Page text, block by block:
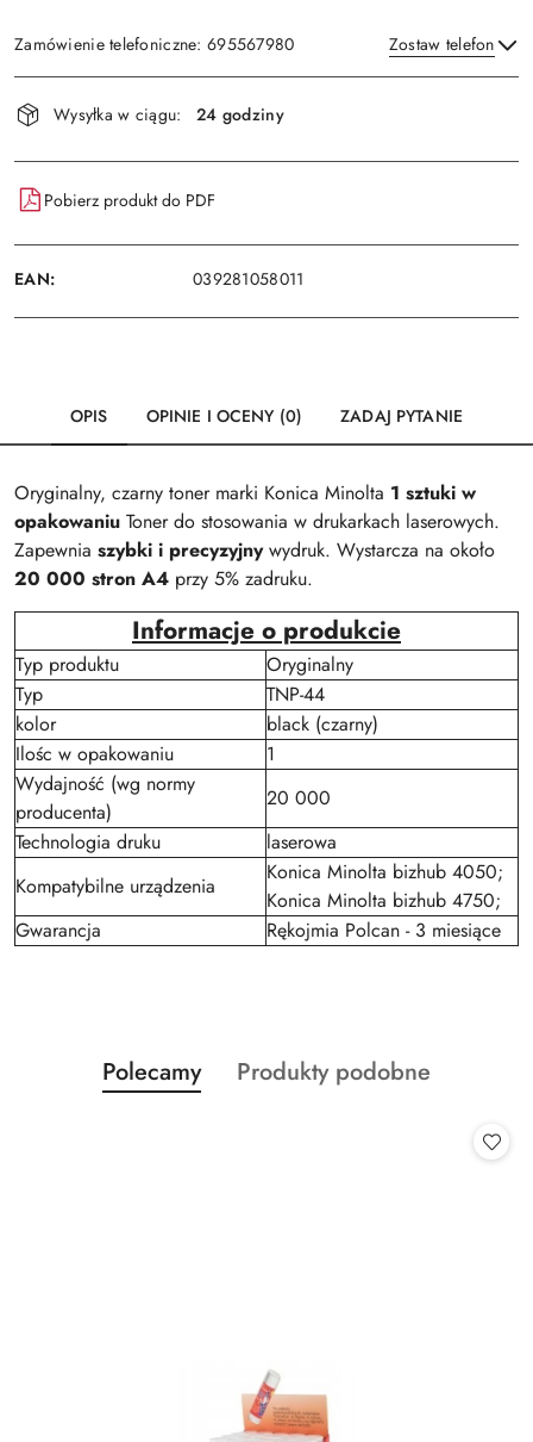
Zamówienie telefoniczne: 695567980 Zostaw telefon
Dostępność
i
dostawa
Wysyłka w ciągu: 24 godziny
Pobierz produkt do PDF
EAN: 039281058011
OPIS OPINIE I OCENY (0) ZADAJ PYTANIE
Oryginalny, czarny toner marki Konica Minolta 1 sztuki w
opakowaniu Toner do stosowania w drukarkach laserowych.
Zapewnia szybki i precyzyjnywydruk. Wystarcza na około
20 000 stron A4 przy 5% zadruku.
Informacje o produkcie
Typ produktu
Oryginalny
Typ
TNP-44
kolor
black (czarny)
Ilośc w opakowaniu
1
Wydajność (wg normy
producenta)
20 000
Technologia druku
laserowa
Kompatybilne urządzenia
Konica Minolta bizhub 4050;
Konica Minolta bizhub 4750;
Gwarancja
Rękojmia Polcan - 3 miesiące
Pomiń karuzelę produktów
Produkty
o
Polecamy
Produkty
Produkty podobne